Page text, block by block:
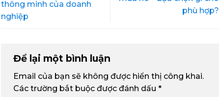
thông minh của doanh
nghiệp
phù hợp?
Để lại một bình luận
Email của bạn sẽ không được hiển thị công khai.
Các trường bắt buộc được đánh dấu *